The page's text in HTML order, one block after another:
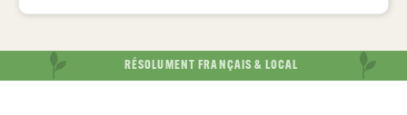
RÉSOLUMENT FRANÇAIS & LOCAL